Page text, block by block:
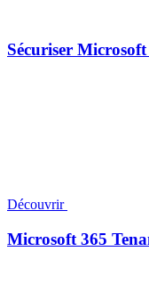
Sécuriser
Découvrir
Microsoft 365